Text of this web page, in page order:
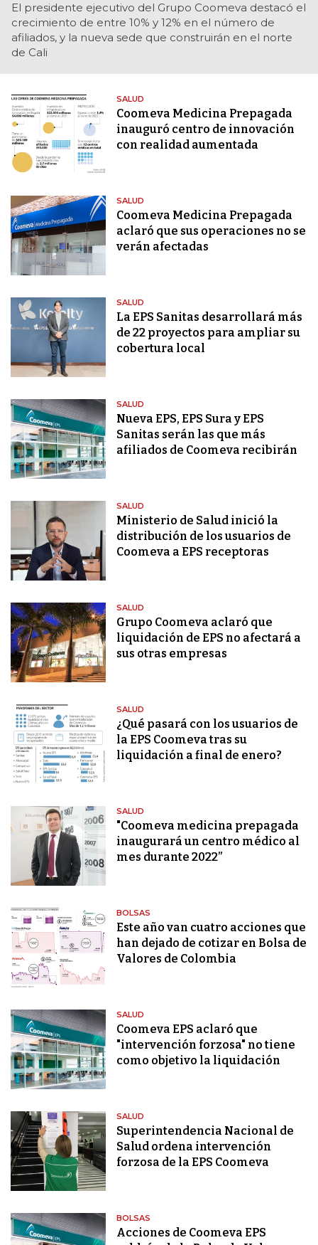
El presidente ejecutivo del Grupo Coomeva destacó el
crecimiento de entre 10% y 12% en el número de
afiliados, y la nueva sede que construirán en el norte
de Cali
SALUD
Coomeva Medicina Prepagada
inauguró centro de innovación
con realidad aumentada
SALUD
Coomeva Medicina Prepagada
aclaró que sus operaciones no se
verán afectadas
SALUD
La EPS Sanitas desarrollará más
de 22 proyectos para ampliar su
cobertura local
SALUD
Nueva EPS, EPS Sura y EPS
Sanitas serán las que más
afiliados de Coomeva recibirán
SALUD
Ministerio de Salud inició la
distribución de los usuarios de
Coomeva a EPS receptoras
SALUD
Grupo Coomeva aclaró que
liquidación de EPS no afectará a
sus otras empresas
SALUD
¿Qué pasará con los usuarios de
la EPS Coomeva tras su
liquidación a final de enero?
SALUD
"Coomeva medicina prepagada
inaugurará un centro médico al
mes durante 2022”
BOLSAS
Este año van cuatro acciones que
han dejado de cotizar en Bolsa de
Valores de Colombia
SALUD
Coomeva EPS aclaró que
"intervención forzosa" no tiene
como objetivo la liquidación
SALUD
Superintendencia Nacional de
Salud ordena intervención
forzosa de la EPS Coomeva
BOLSAS
Acciones de Coomeva EPS